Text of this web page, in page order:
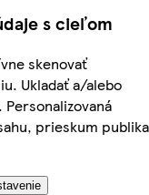
s cieľom
skenovať
Ukladať a/alebo
prieskum publika